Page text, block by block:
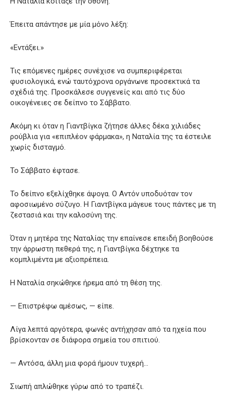
Έπειτα απάντησε με μία μόνο λέξη:
«Εντάξει.»
Τις επόμενες ημέρες συνέχισε να συμπεριφέρεται
φυσιολογικά, ενώ ταυτόχρονα οργάνωνε προσεκτικά τα
σχέδιά της. Προσκάλεσε συγγενείς και από τις δύο
οικογένειες σε δείπνο το Σάββατο.
Ακόμη κι όταν η Γιαντβίγκα ζήτησε άλλες δέκα χιλιάδες
ρούβλια για «επιπλέον φάρμακα», η Ναταλία της τα έστειλε
χωρίς δισταγμό.
Το Σάββατο έφτασε.
Το δείπνο εξελίχθηκε άψογα. Ο Αντόν υποδυόταν τον
αφοσιωμένο σύζυγο. Η Γιαντβίγκα μάγευε τους πάντες με τη
ζεστασιά και την καλοσύνη της.
Όταν η μητέρα της Ναταλίας την επαίνεσε επειδή βοηθούσε
την άρρωστη πεθερά της, η Γιαντβίγκα δέχτηκε τα
κομπλιμέντα με αξιοπρέπεια.
Η Ναταλία σηκώθηκε ήρεμα από τη θέση της.
— Επιστρέφω αμέσως, — είπε.
Λίγα λεπτά αργότερα, φωνές αντήχησαν από τα ηχεία που
βρίσκονταν σε διάφορα σημεία του σπιτιού.
— Αντόσα, άλλη μια φορά ήμουν τυχερή…
Σιωπή απλώθηκε γύρω από το τραπέζι.